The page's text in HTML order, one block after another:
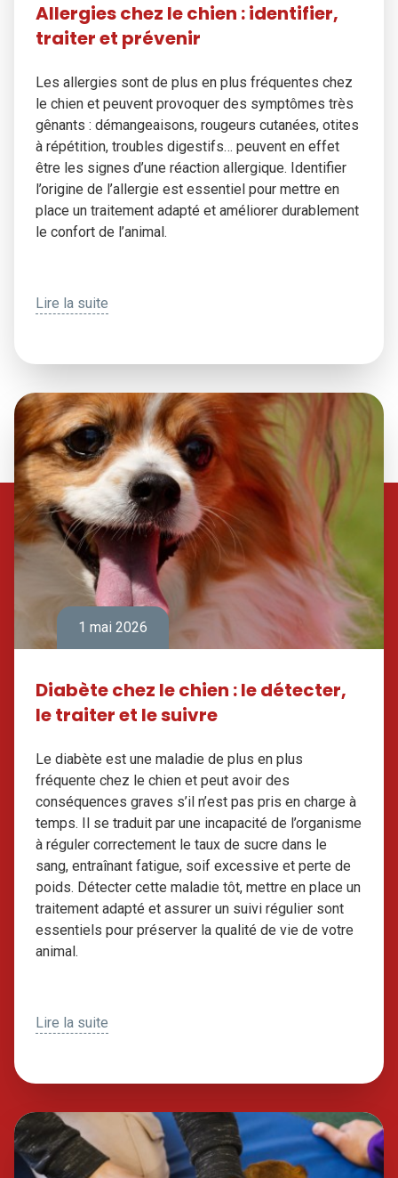
Allergies chez le chien : identifier,
traiter et prévenir
Les allergies sont de plus en plus fréquentes chez
le chien et peuvent provoquer des symptômes très
gênants : démangeaisons, rougeurs cutanées, otites
à répétition, troubles digestifs… peuvent en effet
être les signes d’une réaction allergique. Identifier
l’origine de l’allergie est essentiel pour mettre en
place un traitement adapté et améliorer durablement
le confort de l’animal.
Lire la suite
1 mai 2026
Diabète chez le chien : le détecter,
le traiter et le suivre
Le diabète est une maladie de plus en plus
fréquente chez le chien et peut avoir des
conséquences graves s’il n’est pas pris en charge à
temps. Il se traduit par une incapacité de l’organisme
à réguler correctement le taux de sucre dans le
sang, entraînant fatigue, soif excessive et perte de
poids. Détecter cette maladie tôt, mettre en place un
traitement adapté et assurer un suivi régulier sont
essentiels pour préserver la qualité de vie de votre
animal.
Lire la suite